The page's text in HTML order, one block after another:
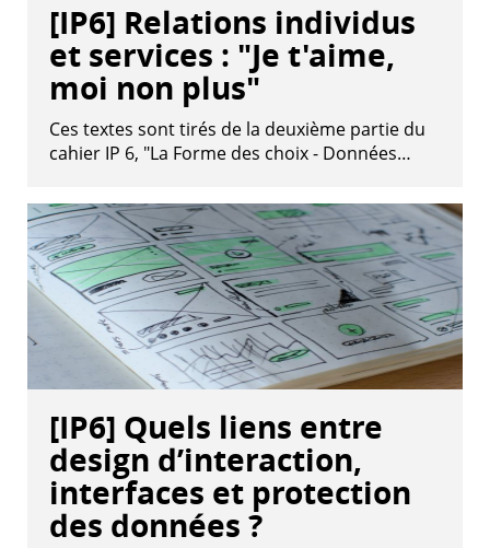
[IP6] Relations individus
et services : "Je t'aime,
moi non plus"
Ces textes sont tirés de la deuxième partie du
cahier IP 6, "La Forme des choix - Données…
[IP6] Quels liens entre
design d’interaction,
interfaces et protection
des données ?